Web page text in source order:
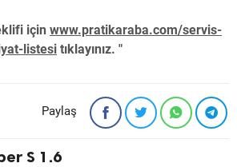
için www.pratikaraba.com/servis-
listesi tıklayınız. "
Paylaş
S 1.6